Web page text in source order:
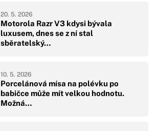
Motorola Razr V3 kdysi bývala
luxusem, dnes se z ní stal
sběratelský…
20. 5. 2026
Porcelánová mísa na polévku po
babičce může mít velkou hodnotu.
Možná…
10. 5. 2026